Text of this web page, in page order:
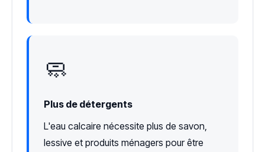
🧼
Plus de détergents
L'eau calcaire nécessite plus de savon,
lessive et produits ménagers pour être